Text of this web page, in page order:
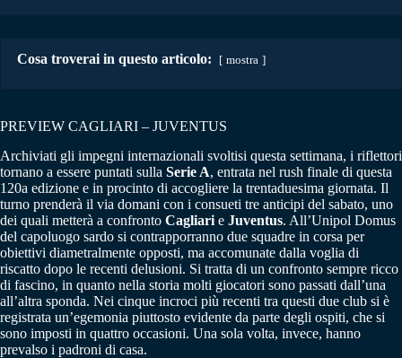
Cosa troverai in questo articolo: mostra
PREVIEW CAGLIARI – JUVENTUS
Archiviati gli impegni internazionali svoltisi questa settimana, i riflettori
tornano a essere puntati sulla Serie A, entrata nel rush finale di questa
120a edizione e in procinto di accogliere la trentaduesima giornata. Il
turno prenderà il via domani con i consueti tre anticipi del sabato, uno
dei quali metterà a confronto Cagliari e Juventus. All’Unipol Domus
del capoluogo sardo si contrapporranno due squadre in corsa per
obiettivi diametralmente opposti, ma accomunate dalla voglia di
riscatto dopo le recenti delusioni. Si tratta di un confronto sempre ricco
di fascino, in quanto nella storia molti giocatori sono passati dall’una
all’altra sponda. Nei cinque incroci più recenti tra questi due club si è
registrata un’egemonia piuttosto evidente da parte degli ospiti, che si
sono imposti in quattro occasioni. Una sola volta, invece, hanno
prevalso i padroni di casa.